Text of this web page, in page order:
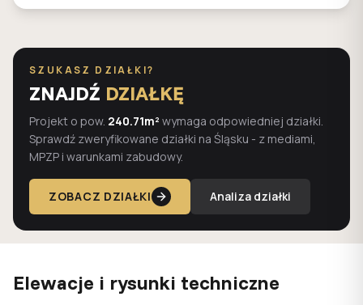
SZUKASZ DZIAŁKI?
ZNAJDŹ DZIAŁKĘ
Projekt o pow. 240.71m² wymaga odpowiedniej działki.
Sprawdź zweryfikowane działki na Śląsku - z mediami,
MPZP i warunkami zabudowy.
ZOBACZ DZIAŁKI Analiza działki
Elewacje i rysunki techniczne